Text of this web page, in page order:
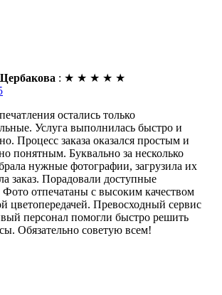
: ★ ★ ★ ★ ★
остались только
Услуга выполнилась быстро и
Процесс заказа оказался простым и
понятным. Буквально за несколько
нужные фотографии, загрузила их
заказ. Порадовали доступные
Фото отпечатаны с высоким качеством
цветопередачей. Превосходный сервис
персонал помогли быстро решить
Обязательно советую всем!